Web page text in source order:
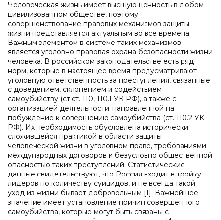
Человеческая жизнь имеет высшую ценность в любом
цивилизованном обществе, поэтому
совершенствование правовых механизмов защиты
жизни представляется актуальным во все времена.
Важным элементом в системе таких механизмов
является уголовно-правовая охрана безопасности жизни
человека. В российском законодательстве есть ряд
норм, которые в настоящее время предусматривают
уголовную ответственность за преступления, связанные
с доведением, склонением и содействием
самоубийству (ст.ст. 110, 110.1 УК РФ), а также с
организацией деятельности, направленной на
побуждение к совершению самоубийства (ст. 110.2 УК
РФ). Их необходимость обусловлена исторически
сложившейся практикой в области защиты
человеческой жизни в уголовном праве, требованиями
международных договоров и безусловно общественной
опасностью таких преступлений. Статистические
данные свидетельствуют, что Россия входит в тройку
лидеров по количеству суицидов, и не всегда такой
уход из жизни бывает добровольным [1]. Важнейшее
значение имеет установление причин совершенного
самоубийства, которые могут быть связаны с